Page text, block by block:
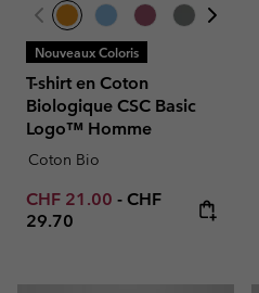
Nouveaux Coloris
T-shirt en Coton
Biologique CSC Basic
Logo™ Homme
Coton Bio
Minimum sale price:
CHF 21.00 - Maximum price:
CHF
29.70